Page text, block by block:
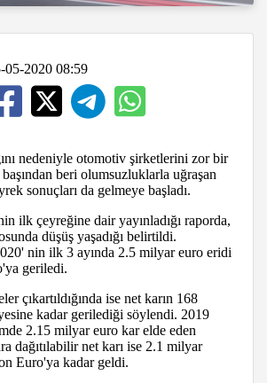
05-2020 08:59
nedeniyle otomotiv şirketlerini zor bir
beri olumsuzluklarla uğraşan
sonuçları da gelmeye başladı.
ilk çeyreğine dair yayınladığı raporda,
düşüş yaşadığı belirtildi.
nin ilk 3 ayında 2.5 milyar euro eridi
geriledi.
çıkartıldığında ise net karın 168
kadar gerilediği söylendi. 2019
2.15 milyar euro kar elde eden
dağıtılabilir net karı ise 2.1 milyar
Euro'ya kadar geldi.